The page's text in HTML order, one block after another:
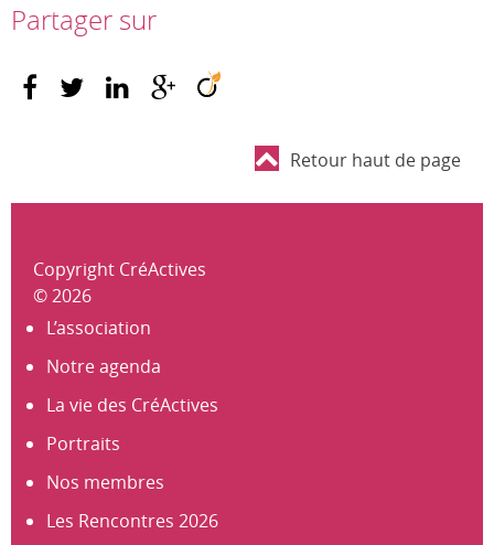
Partager sur
Retour haut de page
Copyright CréActives
© 2026
L’association
Notre agenda
La vie des CréActives
Portraits
Nos membres
Les Rencontres 2026